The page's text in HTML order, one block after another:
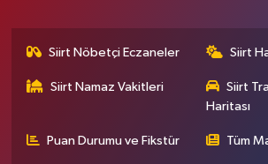
Siirt Nöbetçi Eczaneler Siirt
Siirt Namaz Vakitleri
Siirt
Haritası
Puan Durumu ve Fikstür Tüm